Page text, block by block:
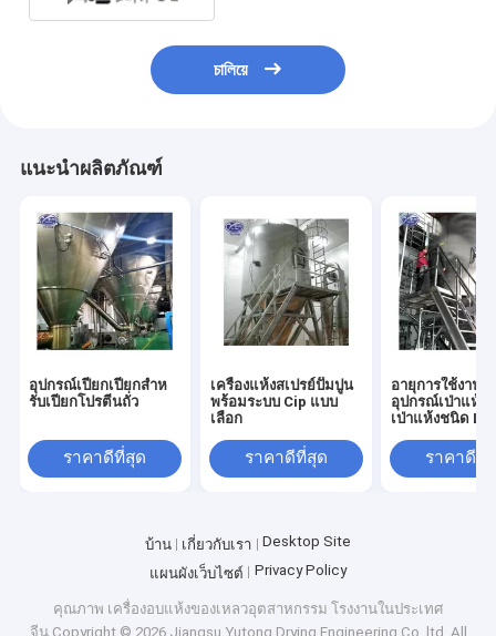
চালিয়ে
แนะนำผลิตภัณฑ์
อุปกรณ์เปียกเปียกสําห
รับเปียกโปรตีนถั่ว
ราคาดีที่สุด
เครื่องแห้งสเปรย์ปั๊มปูน
พร้อมระบบ Cip แบบ
เลือก
ราคาดีที่สุด
อายุการใช้งานย
อุปกรณ์เป่าแห้ง
เป่าแห้งชนิด
ราคาดีที่
บ้าน เกี่ยวกับเรา
Desktop Site
แผนผังเว็บไซต์
Privacy Policy
คุณภาพ เครื่องอบแห้งของเหลวอุตสาหกรรม โรงงานในประเทศ
จีน.Copyright © 2026 Jiangsu Yutong Drying Engineering Co.,ltd. All